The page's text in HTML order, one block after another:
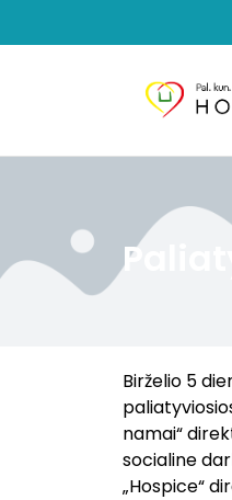
Birželio 5
namai“
socialine
„Hospice“